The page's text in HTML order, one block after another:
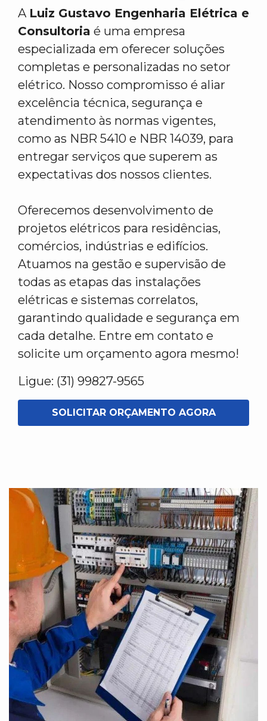
A Luiz Gustavo Engenharia Elétrica e
Consultoria é uma empresa
especializada em oferecer soluções
completas e personalizadas no setor
elétrico. Nosso compromisso é aliar
excelência técnica, segurança e
atendimento às normas vigentes,
como as NBR 5410 e NBR 14039, para
entregar serviços que superem as
expectativas dos nossos clientes.
Oferecemos desenvolvimento de
projetos elétricos para residências,
comércios, indústrias e edifícios.
Atuamos na gestão e supervisão de
todas as etapas das instalações
elétricas e sistemas correlatos,
garantindo qualidade e segurança em
cada detalhe. Entre em contato e
solicite um orçamento agora mesmo!
Ligue: (31) 99827-9565
SOLICITAR ORÇAMENTO AGORA